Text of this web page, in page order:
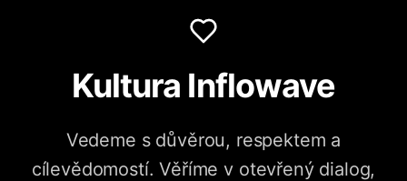
Kultura Inflowave
Vedeme s důvěrou, respektem a
cílevědomostí. Věříme v otevřený dialog,